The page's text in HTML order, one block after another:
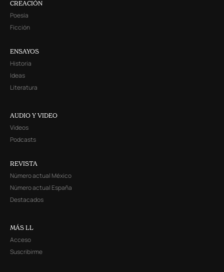
CREACIÓN
Poesía
Ficción
ENSAYOS
Historia
Ideas
Literatura
AUDIO Y VIDEO
Videos
Podcasts
REVISTA
Número actual México
Número actual España
Destacados
MÁS LL
Acceso
Suscribirme